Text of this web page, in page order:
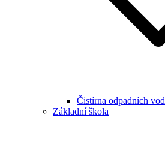
Čistírna odpadních vod
Základní škola